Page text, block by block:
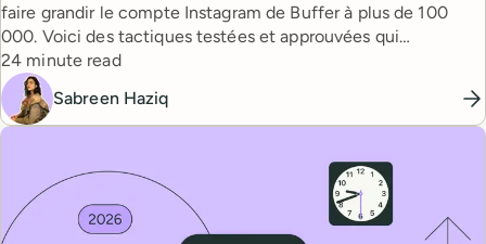
faire grandir le compte Instagram de Buffer à plus de 100
000. Voici des tactiques testées et approuvées qui
fonctionnent vraiment.
Reading time
24 minute read
Sabreen Haziq